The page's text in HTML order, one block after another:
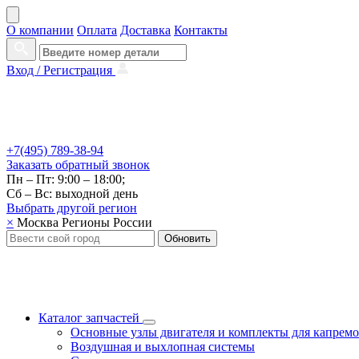
О компании Оплата Доставка Контакты
Вход /Регистрация
+7(495) 789-38-94
Заказать обратный звонок
Пн – Пт: 9:00 – 18:00;
Сб – Вс: выходной день
Выбрать другой регион
× Москва Регионы России
Обновить
Каталог запчастей
Основные узлы двигателя и комплекты для
Воздушная и выхлопная системы